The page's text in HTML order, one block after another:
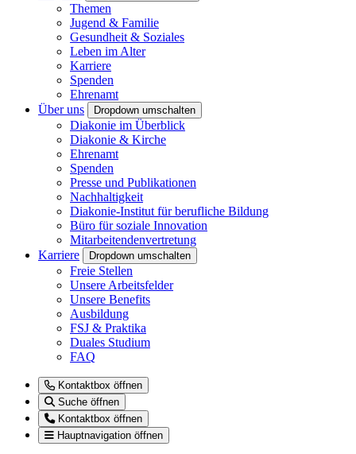
Themen
Jugend & Familie
Gesundheit & Soziales
Leben im Alter
Karriere
Spenden
Ehrenamt
Über uns
Dropdown umschalten
Diakonie im Überblick
Diakonie & Kirche
Ehrenamt
Spenden
Presse und Publikationen
Nachhaltigkeit
Diakonie-Institut für berufliche Bildung
Büro für soziale Innovation
Mitarbeitendenvertretung
Karriere
Dropdown umschalten
Freie Stellen
Unsere Arbeitsfelder
Unsere Benefits
Ausbildung
FSJ & Praktika
Duales Studium
FAQ
Kontaktbox öffnen
Suche öffnen
Kontaktbox öffnen
Hauptnavigation öffnen